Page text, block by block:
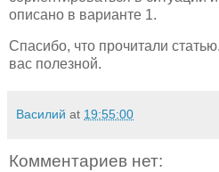
описано в варианте 1.
Спасибо, что прочитали
вас полезной.
Василий at 19:55:00
Комментариев нет: